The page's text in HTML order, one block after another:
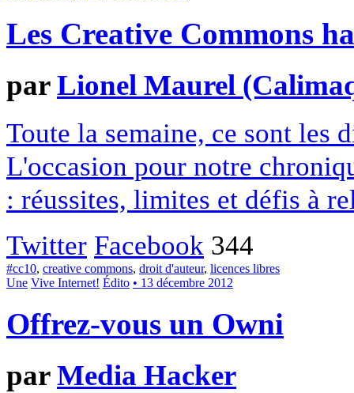
Les Creative Commons
parLionel Maurel
Toute la semaine, ce sont les
L'occasion pour notre
: réussites, limites et défis à
Twitter Facebook 344
#cc10, creative commons, droit d'auteur, licences libres
Une Vive Internet! Édito • 13 décembre 2012
Offrez-vous un Owni
parMedia Hacker